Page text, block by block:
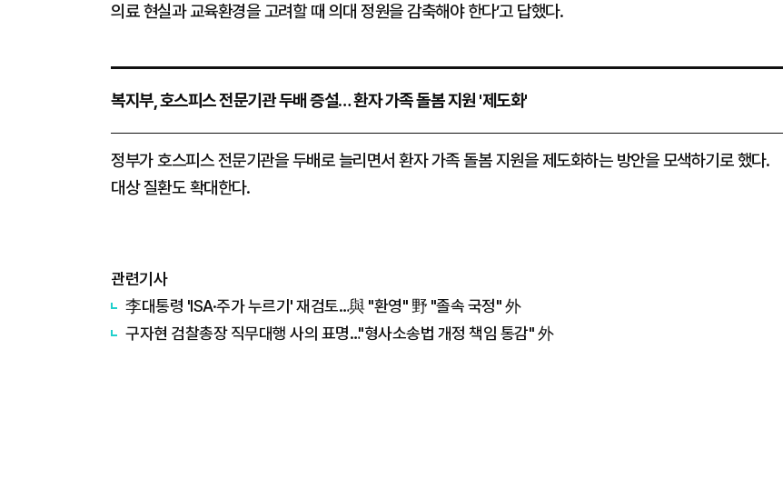
의료 현실과 교육환경을 고려할 때 의대 정원을 감축해야 한다’고 답했다.
복지부, 호스피스 전문기관 두배 증설… 환자 가족 돌봄 지원 '제도화'
정부가 호스피스 전문기관을 두배로 늘리면서 환자 가족 돌봄 지원을 제도화하는 방안을 모색하기로 했다.
대상 질환도 확대한다.
관련기사
李대통령 'ISA·주가 누르기' 재검토…與 "환영" 野 "졸속 국정" 外
구자현 검찰총장 직무대행 사의 표명…"형사소송법 개정 책임 통감" 外